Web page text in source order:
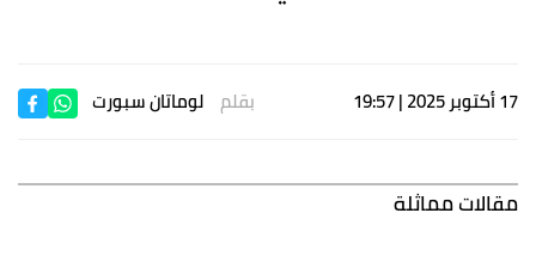
17 أكتوبر 2025 | 19:57 بقلم لوماتان سبورت
مقالات مماثلة